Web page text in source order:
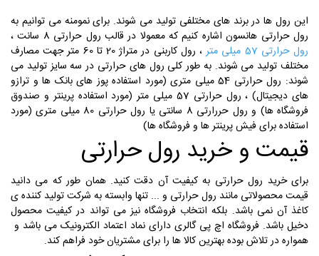
این رول ها در برند های مختلفی تولید می شوند. برای نمومنه می توانیم به
رول حرارتی هانسون اشاره کنیم که معمولا در قالب رول حرارتی 8 سانت ،
رول حرارتی 57 میلی متر
، رول کاربنی در متراژ 20 تا 60 متر جهت مصارف
مختلف تولید می شوند. به طور کلی رول های حرارتی در سه سایز تولید می
شوند: رول حرارتی 54 میلی متری (مورد استفاده پوز های بانک ها و ترازو
های دیجیتال) ، رول حرارتی 57 میلی متر (مورد استفاده پرینتر و صندوق
فروشگاه ها) و رول حررارتی 8 سانتی یا رول حرارتی 80 میلی متری (مورد
استفاده برای فیش پرینتر ها و فروشگاه ها)
قیمت و خرید رول حرارتی
برای خرید رول حرارتی به کیفیت آن دقت کنید. همان طور که می دانید
قیمت محصولاتی مانند رول حرارتی و ... تنها وابسته به شرکت تولید کننده ی
کاغذ آن نمی باشد. بلکه انتخاب فروشگاه نیز می تواند در کیفیت محصول
دخیل باشد. فروشگاه اچ پی گالری دارای نماد اعتماد الکترونیک می باشد و
همواره در تلاش بوده بهترین کالا ها را برای مشتریان خود فراهم کند.